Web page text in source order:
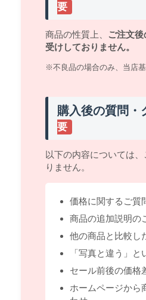
要
商品の性質上、 ご注文
受けしておりません。
※不良品の場合のみ、当店
購入後の質問・
要
以下の内容については
りません。
価格に関するご質
商品の追加説明の
他の商品と比較し
「写真と違う」
セール前後の価格
ホームページから